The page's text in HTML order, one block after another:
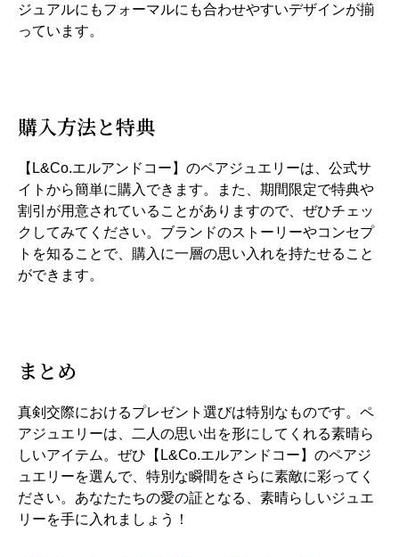
ジュアルにもフォーマルにも合わせやすいデザインが揃
っています。
購入方法と特典
【L&Co.エルアンドコー】のペアジュエリーは、公式サ
イトから簡単に購入できます。また、期間限定で特典や
割引が用意されていることがありますので、ぜひチェッ
クしてみてください。ブランドのストーリーやコンセプ
トを知ることで、購入に一層の思い入れを持たせること
ができます。
まとめ
真剣交際におけるプレゼント選びは特別なものです。ペ
アジュエリーは、二人の思い出を形にしてくれる素晴ら
しいアイテム。ぜひ【L&Co.エルアンドコー】のペアジ
ュエリーを選んで、特別な瞬間をさらに素敵に彩ってく
ださい。あなたたちの愛の証となる、素晴らしいジュエ
リーを手に入れましょう！